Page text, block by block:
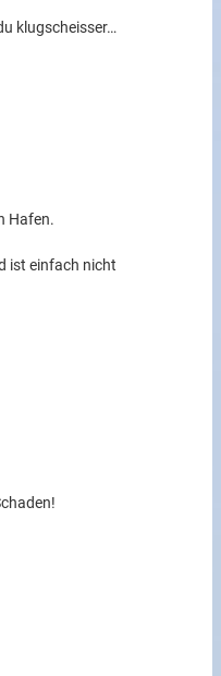
klugscheisser…
Hafen.
ist einfach nicht